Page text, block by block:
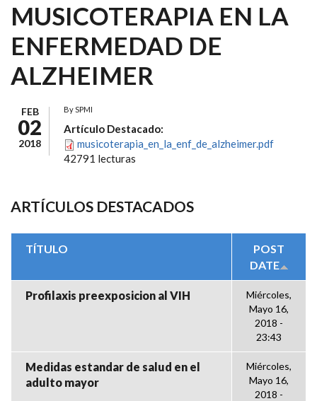
MUSICOTERAPIA EN LA
ENFERMEDAD DE
ALZHEIMER
FEB
02
2018
BySPMI
Artículo Destacado:
musicoterapia_en_la_enf_de_alzheimer.pdf
42791 lecturas
ARTÍCULOS DESTACADOS
TÍTULO
POST
DATE
Profilaxis preexposicion al VIH
Miércoles,
Mayo 16,
2018 -
23:43
Medidas estandar de salud en el
adulto mayor
Miércoles,
Mayo 16,
2018 -